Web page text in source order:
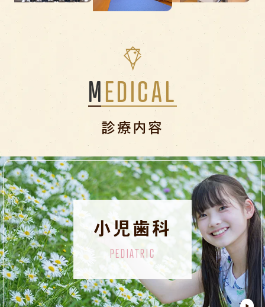
MEDICAL
診療内容
小児歯科
PEDIATRIC